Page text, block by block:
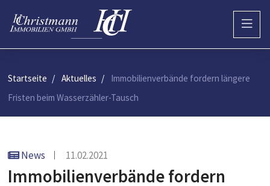
Startseite Aktuelles
Immobilienverbände fordern längere
Fristen beim Wasserzähler-Tausch
News 11.02.2021
Immobilienverbände fordern